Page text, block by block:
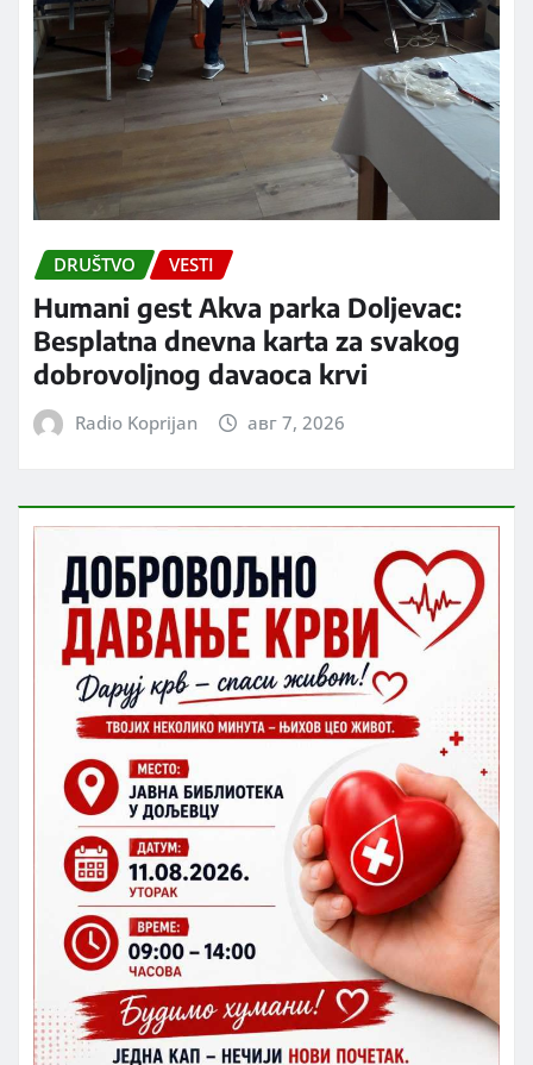
DRUŠTVO VESTI
Humani gest Akva parka Doljevac:
Besplatna dnevna karta za svakog
dobrovoljnog davaoca krvi
Radio Koprijan авг 7, 2026